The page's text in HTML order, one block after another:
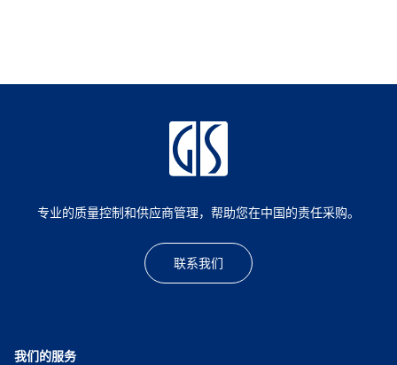
专业的质量控制和供应商管理，帮助您在中国的责任采购。
联系我们
我们的服务